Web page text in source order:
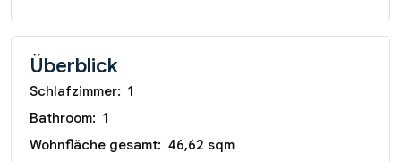
Überblick
Schlafzimmer: 1
Bathroom: 1
Wohnfläche gesamt: 46,62 sqm